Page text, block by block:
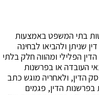
בתי המשפט באמצעות
שניתן ולהביאו לבחינה
הפלילי ומהווה חלק בלתי
העובדה או בפרשנות
בתוך 45 ימים ממועד מתן פסק הדין, ולאחריה מוגש כתב
בפרשנות הדין, פגמים